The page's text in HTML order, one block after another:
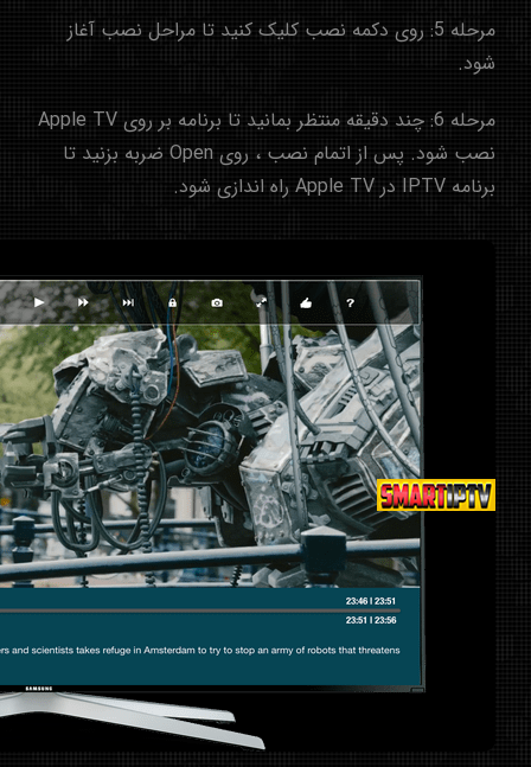
مرحله 5: روی دکمه نصب کلیک کنید تا مراحل نصب آغاز
شود.
مرحله 6: چند دقیقه منتظر بمانید تا برنامه بر روی Apple TV
نصب شود. پس از اتمام نصب ، روی Open ضربه بزنید تا
برنامه IPTV در Apple TV راه اندازی شود.